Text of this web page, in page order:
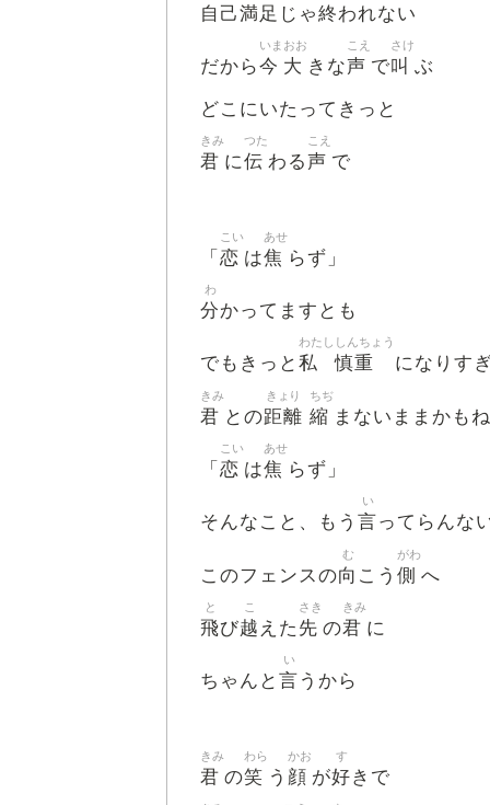
自己満足 じゃ終われない
だから今
いま
大
おお
きな声
こえ
で叫
さけ
ぶ
どこにいたってきっと
君
きみ
に伝
つた
わる声
こえ
で
「 恋
こい
は焦
あせ
らず」
分
わ
かってますとも
でもきっと 私
わたし
慎重
しんちょう
になりす
君
きみ
との距離
きょり
縮
ちぢ
まないままかもね
「 恋
こい
は焦
あせ
らず」
そんなこと、もう 言
い
ってらんな
このフェンスの向
む
こう 側
がわ
へ
飛
と
び越
こ
えた 先
さき
の君
きみ
に
ちゃんと 言
い
うから
君
きみ
の笑
わら
う 顔
かお
が好
す
きで